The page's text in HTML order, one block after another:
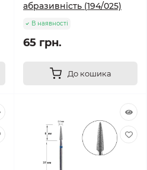
абразивність (194/025)
В наявності
65 грн.
До кошика